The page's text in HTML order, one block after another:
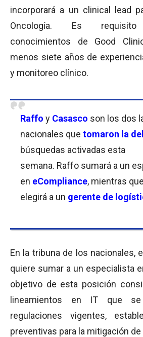
incorporará a un clinical lead
Oncología. Es
conocimientos de Good
menos siete años de
y monitoreo clínico.
Raffo y Casasco son los dos
nacionales que tomaron la
búsquedas activadas esta
semana. Raffo sumará a un
en eCompliance, mientras
elegirá a un gerente de
En la tribuna de los nacionales,
quiere sumar a un especialista
objetivo de esta posición
lineamientos en IT que
regulaciones vigentes,
preventivas para la mitigación